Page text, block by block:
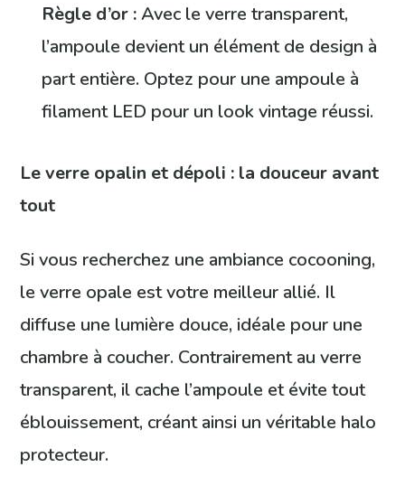
Règle d’or :Avec le verre transparent,
l’ampoule devient un élément de design à
part entière. Optez pour une ampoule à
filament LED pour un look vintage réussi.
Le verre opalin et dépoli : la douceur avant
tout
Si vous recherchez une ambiance cocooning,
le verre opale est votre meilleur allié. Il
diffuse une lumière douce, idéale pour une
chambre à coucher. Contrairement au verre
transparent, il cache l’ampoule et évite tout
éblouissement, créant ainsi un véritable halo
protecteur.